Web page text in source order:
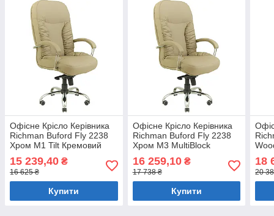
Офісне Крісло Керівника
Richman Buford Fly 2238
Хром M1 Tilt Кремовий
15 239,40 ₴
16 625 ₴
Купити
Офісне Крісло Керівника
Richman Buford Fly 2238
Хром М3 MultiBlock
Кремовий
16 259,10₴
17 738 ₴
Купити
18
20